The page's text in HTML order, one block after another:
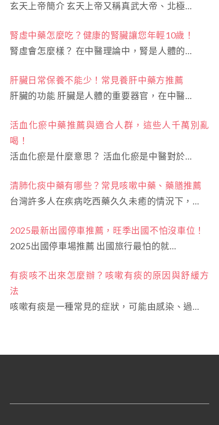
玄天上帝簡介 玄天上帝又稱真武大帝、北極…
腎虛中藥怎麼吃？健康的腎臟讓您年輕10歲！
腎虛會怎麼樣？ 在中醫理論中，腎是人體的…
肝臟日常保養不能少！常見養肝中藥方推薦
肝臟的功能 肝臟是人體的重要器官，在中醫…
活血化瘀中藥推薦與適合人群，這些人千萬別亂
喝！
活血化瘀是什麼意思？ 活血化瘀是中醫對於…
清肺化痰中藥有哪些？常見咳嗽中藥、藥膳推薦
台灣許多人在疾病吃西藥久久未癒的情況下，…
2025最新出國停車推薦，旺季出國不怕沒車位！
2025出國停車場推薦 出國旅行最怕的就…
有痰咳不出來怎麼辦？咳嗽有痰的原因與舒緩方
法
咳嗽有痰是一種常見的症狀，可能由感染、過…